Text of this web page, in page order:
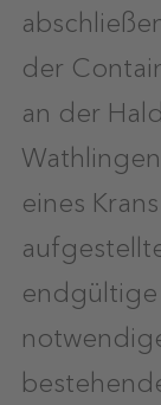
der
an der
eines